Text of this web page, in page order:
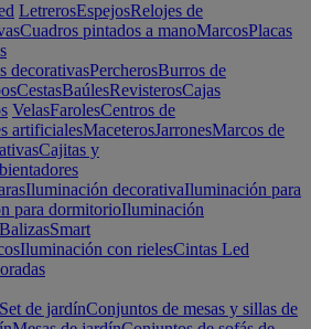
LetrerosEspejosRelojes de
Cuadros pintados a manoMarcosPlacas
decorativasPercherosBurros de
CestasBaúlesRevisterosCajas
VelasFarolesCentros de
artificialesMaceterosJarronesMarcos de
Cajitas y
Iluminación decorativaIluminación para
para dormitorioIluminación
BalizasSmart
Iluminación con rielesCintas Led
Set de jardínConjuntos de mesas y sillas de